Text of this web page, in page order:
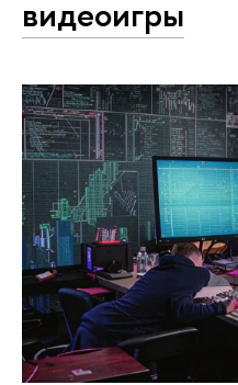
видеоигры